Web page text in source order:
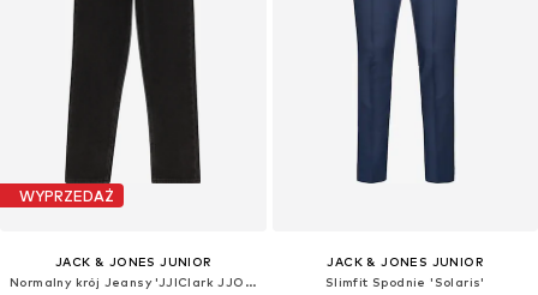
WYPRZEDAŻ
JACK & JONES JUNIOR
Normalny krój Jeansy 'JJIClark JJOriginal'
JACK & JONES JUNIOR
Slimfit Spodnie 'Solaris'